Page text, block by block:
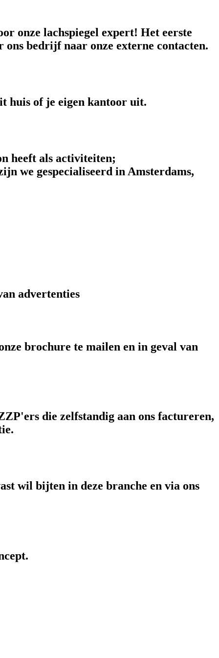
onze lachspiegel expert! Het eerste
bedrijf naar onze externe contacten.
huis of je eigen kantoor uit.
heeft als activiteiten;
we gespecialiseerd in Amsterdams,
advertenties
brochure te mailen en in geval van
die zelfstandig aan ons factureren,
wil bijten in deze branche en via ons